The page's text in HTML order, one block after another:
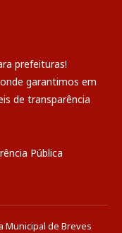
prefeituras!
garantimos em
de transparência
Pública
Municipal de Breves